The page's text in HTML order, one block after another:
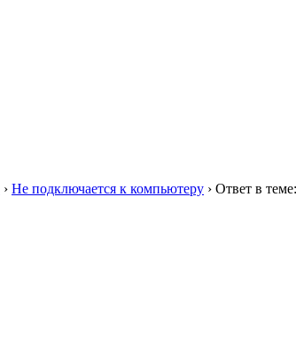
› Не подключается к компьютеру › Ответ в